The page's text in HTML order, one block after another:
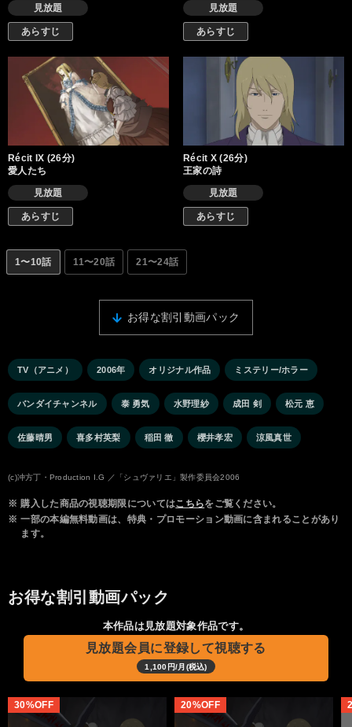
見放題
あらすじ
見放題
あらすじ
Récit IX (26分)
愛人たち
見放題
あらすじ
Récit X (26分)
王家の詩
見放題
あらすじ
1〜10話 11〜20話 21〜24話
お得な割引動画パック
TV（アニメ） 2006年 オリジナル作品 ミステリー/ホラー
バンダイチャンネル 泰 勇気 水野理紗 成田 剣 松元 恵
佐藤晴男 喜多村英梨 稲田 徹 櫻井孝宏 涼風真世
(c)冲方丁・Production I.G ／「シュヴァリエ」製作委員会2006
※ 購入した商品の視聴期限についてはこちらをご覧ください。
※ 一部の本編無料動画は、特典・プロモーション動画に含まれることがあり
ます。
お得な割引動画パック
本作品は見放題対象作品です。
見放題会員に登録して視聴する
1,100円/月(税込)
30%OFF 20%OFF